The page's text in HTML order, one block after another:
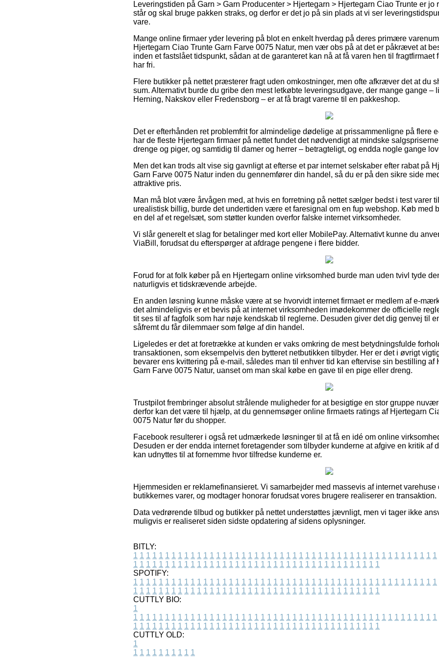
Leveringstiden på Garn > Garn Producenter > Hjertegarn > Hjertegarn Ciao Trunte er jo
står og skal bruge pakken straks, og derfor er det jo på sin plads at vi ser
vare.
Mange online firmaer yder levering på blot en enkelt hverdag på deres primære
Hjertegarn Ciao Trunte Garn Farve 0075 Natur, men vær obs på at det er påkrævet at
inden et fastslået tidspunkt, sådan at de garanteret kan nå at få varen hen til
har fri.
Flere butikker på nettet præsterer fragt uden omkostninger, men ofte afkræver det at du
sum. Alternativt burde du gribe den mest letkøbte leveringsudgave, der mange gange –
Herning, Nakskov eller Fredensborg – er at få bragt varerne til en pakkeshop.
Det er efterhånden ret problemfrit for almindelige dødelige at prissammenligne på flere
har de fleste Hjertegarn firmaer på nettet fundet det nødvendigt at mindske
drenge og piger, og samtidig til damer og herrer – betragteligt, og endda nogle gange
Men det kan trods alt vise sig gavnligt at efterse et par internet selskaber efter rabat på
Garn Farve 0075 Natur inden du gennemfører din handel, så du er på den sikre side
attraktive pris.
Man må blot være årvågen med, at hvis en forretning på nettet sælger bedst i test varer
urealistisk billig, burde det undertiden være et faresignal om en fup webshop. Køb med
en del af et regelsæt, som støtter kunden overfor falske internet virksomheder.
Vi slår generelt et slag for betalinger med kort eller MobilePay. Alternativt kunne du
ViaBill, forudsat du efterspørger at afdrage pengene i flere bidder.
Forud for at folk køber på en Hjertegarn online virksomhed burde man uden tvivl tyde
naturligvis et tidskrævende arbejde.
En anden løsning kunne måske være at se hvorvidt internet firmaet er medlem af e-
det almindeligvis er et bevis på at internet virksomheden imødekommer de officielle
tit ses til af fagfolk som har nøje kendskab til reglerne. Desuden giver det dig genvej til
såfremt du får dilemmaer som følge af din handel.
Ligeledes er det at foretrække at kunden er vaks omkring de mest betydningsfulde
transaktionen, som eksempelvis den bytteret netbutikken tilbyder. Her er det i øvrigt
bevarer ens kvittering på e-mail, således man til enhver tid kan eftervise sin bestilling af
Garn Farve 0075 Natur, uanset om man skal købe en gave til en pige eller dreng.
Trustpilot frembringer absolut strålende muligheder for at besigtige en stor gruppe
derfor kan det være til hjælp, at du gennemsøger online firmaets ratings af Hjertegarn
0075 Natur før du shopper.
Facebook resulterer i også ret udmærkede løsninger til at få en idé om online
Desuden er der endda internet foretagender som tilbyder kunderne at afgive en kritik af
kan udnyttes til at fornemme hvor tilfredse kunderne er.
Hjemmesiden er reklamefinansieret. Vi samarbejder med massevis af internet varehuse
butikkernes varer, og modtager honorar forudsat vores brugere realiserer en transaktion.
Data vedrørende tilbud og butikker på nettet understøttes jævnligt, men vi tager ikke
muligvis er realiseret siden sidste opdatering af sidens oplysninger.
BITLY:
1 1 1 1 1 1 1 1 1 1 1 1 1 1 1 1 1 1 1 1 1 1 1 1 1 1 1 1 1 1 1 1 1 1 1 1 1 1 1 1 1 1 1 1 1 1 1 1
1 1 1 1 1 1 1 1 1 1 1 1 1 1 1 1 1 1 1 1 1 1 1 1 1 1 1 1 1 1 1 1 1 1 1 1 1 1 1
SPOTIFY:
1 1 1 1 1 1 1 1 1 1 1 1 1 1 1 1 1 1 1 1 1 1 1 1 1 1 1 1 1 1 1 1 1 1 1 1 1 1 1 1 1 1 1 1 1 1 1 1
1 1 1 1 1 1 1 1 1 1 1 1 1 1 1 1 1 1 1 1 1 1 1 1 1 1 1 1 1 1 1 1 1 1 1 1 1 1 1
CUTTLY BIO:
1
1 1 1 1 1 1 1 1 1 1 1 1 1 1 1 1 1 1 1 1 1 1 1 1 1 1 1 1 1 1 1 1 1 1 1 1 1 1 1 1 1 1 1 1 1 1 1 1
1 1 1 1 1 1 1 1 1 1 1 1 1 1 1 1 1 1 1 1 1 1 1 1 1 1 1 1 1 1 1 1 1 1 1 1 1 1 1
CUTTLY OLD:
1
1 1 1 1 1 1 1 1 1 1